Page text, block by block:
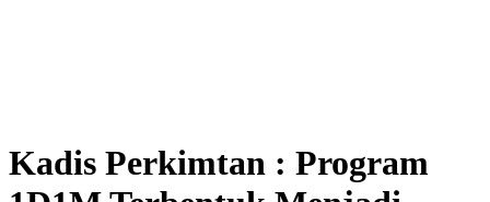
Kadis Perkimtan : Program